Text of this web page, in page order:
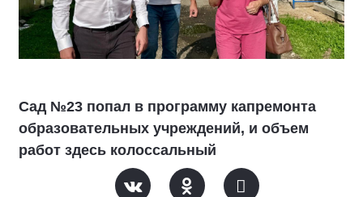
Сад №23 попал в программу капремонта
образовательных учреждений, и объем
работ здесь колоссальный